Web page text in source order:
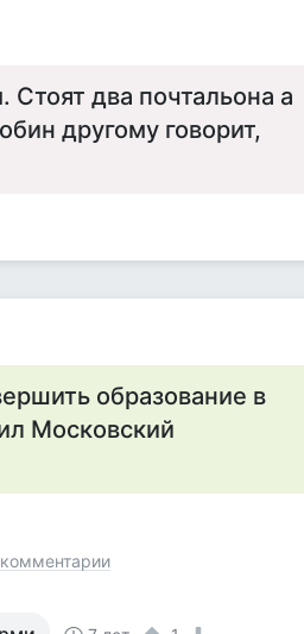
два почтальона а
другому говорит,
образование в
Московский